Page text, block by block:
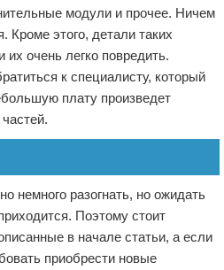
модули и прочее. Ничем
Кроме этого, детали таких
их очень легко повредить.
к специалисту, который
плату произведет
немного разогнать, но ожидать
Поэтому стоит
в начале статьи, а если
приобрести новые